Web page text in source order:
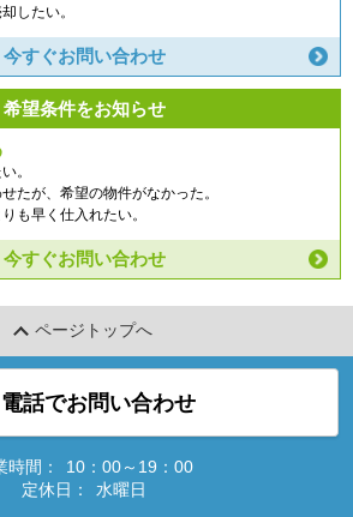
したい。
今すぐお問い合わせ
希望条件をお知らせ
。
たが、希望の物件がなかった。
も早く仕入れたい。
今すぐお問い合わせ
ページトップへ
電話でお問い合わせ
時間：
10：00～19：00
定休日：
水曜日